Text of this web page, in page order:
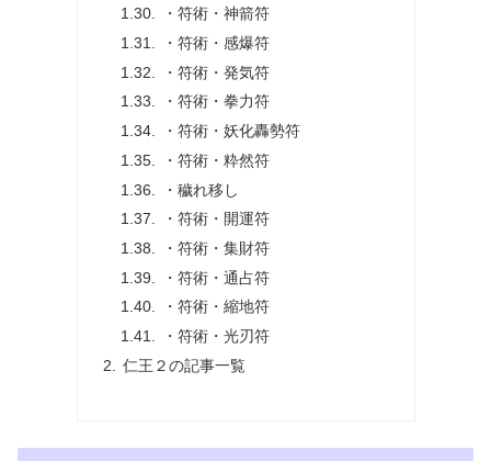
・符術・神箭符
・符術・感爆符
・符術・発気符
・符術・拳力符
・符術・妖化轟勢符
・符術・粋然符
・穢れ移し
・符術・開運符
・符術・集財符
・符術・通占符
・符術・縮地符
・符術・光刃符
仁王２の記事一覧